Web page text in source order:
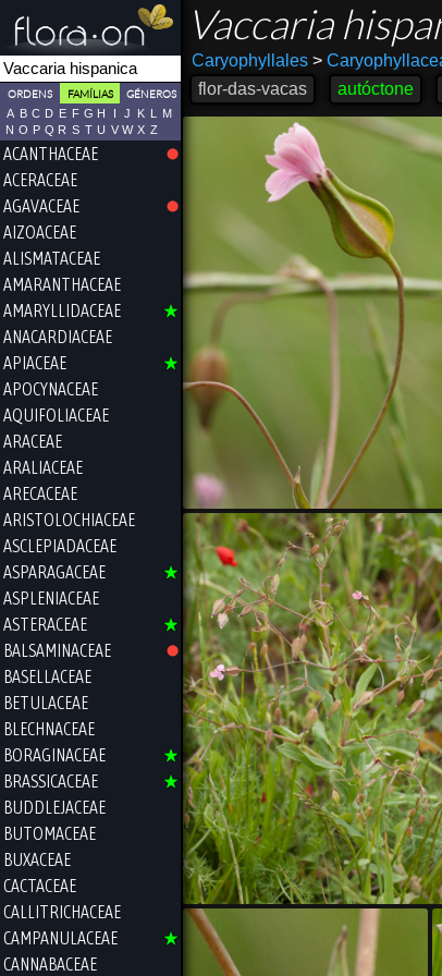
ORDENS FAMÍLIAS GÉNEROS
A B C D E F G H I J K L
M
N O P Q R S T U V W X Z
ACANTHACEAE
ACERACEAE
AGAVACEAE
AIZOACEAE
ALISMATACEAE
AMARANTHACEAE
AMARYLLIDACEAE
ANACARDIACEAE
APIACEAE
APOCYNACEAE
AQUIFOLIACEAE
ARACEAE
ARALIACEAE
ARECACEAE
ARISTOLOCHIACEAE
ASCLEPIADACEAE
ASPARAGACEAE
ASPLENIACEAE
ASTERACEAE
BALSAMINACEAE
BASELLACEAE
BETULACEAE
BLECHNACEAE
BORAGINACEAE
BRASSICACEAE
BUDDLEJACEAE
BUTOMACEAE
BUXACEAE
CACTACEAE
CALLITRICHACEAE
CAMPANULACEAE
CANNABACEAE
Vaccaria
Caryophyllales >
flor-das-vacas
autóctone